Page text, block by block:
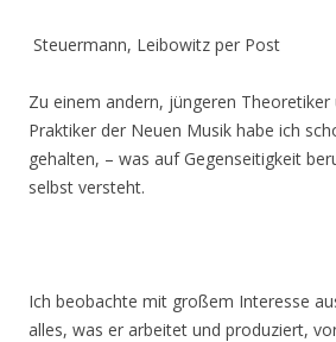
Steuermann, Leibowitz per Post
Zu einem andern, jüngeren Theoretiker
Praktiker der Neuen Musik habe ich
gehalten, – was auf Gegenseitigkeit
selbst versteht.
Ich beobachte mit großem Interesse
alles, was er arbeitet und produziert,